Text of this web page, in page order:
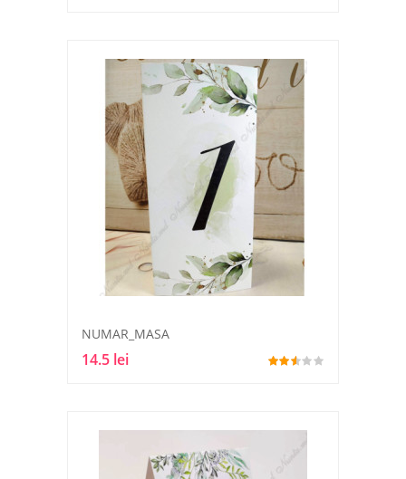
NUMAR_MASA
14.5 lei